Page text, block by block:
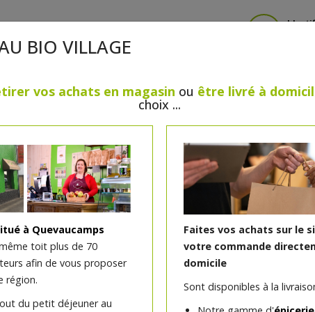
BOULANGERIE / PÂTISSERIE SANS GLUTEN, SANS
BEAUTÉ HUILES ESSENTIELLES MAISON
BIO VILLAGE
vos achats en magasin ou être livré à
choix ...
à Quevaucamps
toit plus de 70
afin de vous proposer
région.
du petit déjeuner au
Faites vos achats sur le
votre commande
domicile
Sont disponibles à la
Crayon rouge à lèvres
Envie de mettre en valeur votre bouche